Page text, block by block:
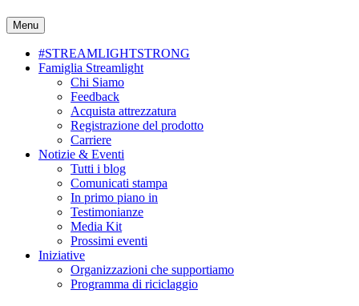
Menu
#STREAMLIGHTSTRONG
Famiglia Streamlight
Chi Siamo
Feedback
Acquista attrezzatura
Registrazione del prodotto
Carriere
Notizie & Eventi
Tutti i blog
Comunicati stampa
In primo piano in
Testimonianze
Media Kit
Prossimi eventi
Iniziative
Organizzazioni che supportiamo
Programma di riciclaggio